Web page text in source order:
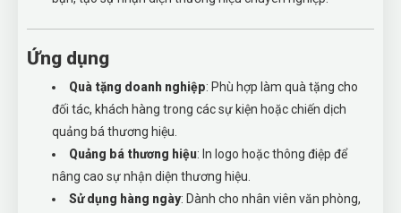
Ứng dụng
Quà tặng doanh nghiệp: Phù hợp làm quà tặng cho
đối tác, khách hàng trong các sự kiện hoặc chiến dịch
quảng bá thương hiệu.
Quảng bá thương hiệu: In logo hoặc thông điệp để
nâng cao sự nhận diện thương hiệu.
Sử dụng hàng ngày: Dành cho nhân viên văn phòng,